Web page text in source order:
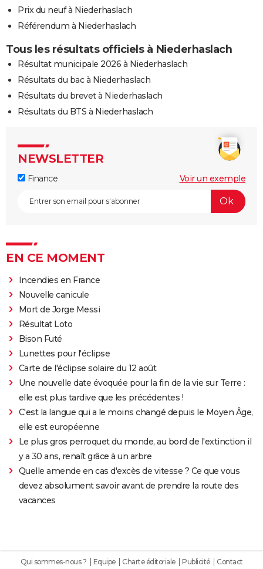
Prix du neuf à Niederhaslach
Référendum à Niederhaslach
Tous les résultats officiels à Niederhaslach
Résultat municipale 2026 à Niederhaslach
Résultats du bac à Niederhaslach
Résultats du brevet à Niederhaslach
Résultats du BTS à Niederhaslach
NEWSLETTER
Finance Voir un exemple
EN CE MOMENT
Incendies en France
Nouvelle canicule
Mort de Jorge Messi
Résultat Loto
Bison Futé
Lunettes pour l'éclipse
Carte de l'éclipse solaire du 12 août
Une nouvelle date évoquée pour la fin de la vie sur Terre :
elle est plus tardive que les précédentes !
C'est la langue qui a le moins changé depuis le Moyen Âge,
elle est européenne
Le plus gros perroquet du monde, au bord de l'extinction il
y a 30 ans, renaît grâce à un arbre
Quelle amende en cas d'excès de vitesse ? Ce que vous
devez absolument savoir avant de prendre la route des
vacances
Qui sommes-nous ? Equipe Charte éditoriale Publicité
Contact